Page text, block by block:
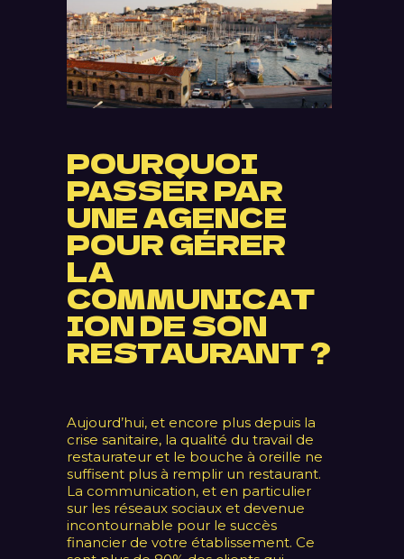
POURQUOI
PASSER PAR
UNE AGENCE
POUR GÉRER
LA
COMMUNICAT
ION DE SON
RESTAURANT ?
Aujourd’hui, et encore plus depuis la
crise sanitaire, la qualité du travail de
restaurateur et le bouche à oreille ne
suffisent plus à remplir un restaurant.
La communication, et en particulier
sur les réseaux sociaux et devenue
incontournable pour le succès
financier de votre établissement. Ce